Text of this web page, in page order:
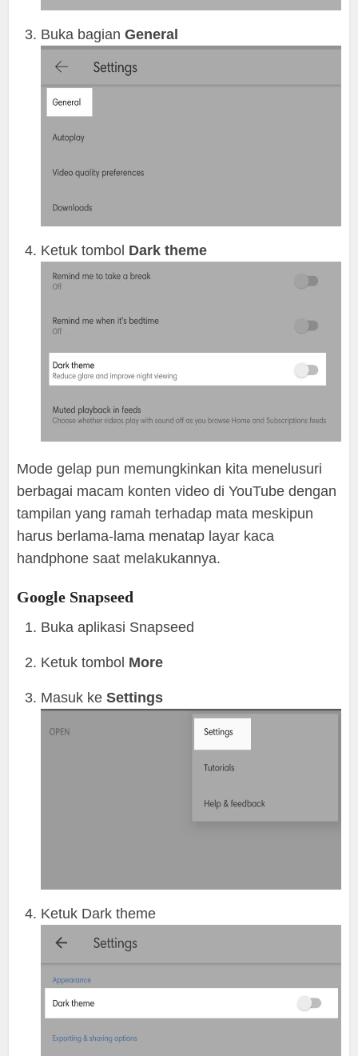
Buka bagianGeneral
Ketuk tombol Dark theme
Mode gelap pun memungkinkan kita menelusuri
berbagai macam konten video di YouTube dengan
tampilan yang ramah terhadap mata meskipun
harus berlama-lama menatap layar kaca
handphone saat melakukannya.
Google Snapseed
Buka aplikasi Snapseed
Ketuk tombol More
Masuk keSettings
Ketuk Dark theme